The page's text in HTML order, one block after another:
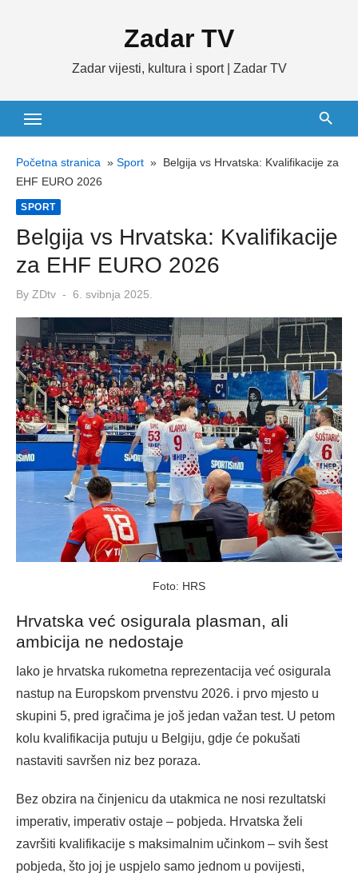
Zadar TV
Zadar vijesti, kultura i sport | Zadar TV
Početna stranica » Sport » Belgija vs Hrvatska: Kvalifikacije za
EHF EURO 2026
SPORT
Belgija vs Hrvatska: Kvalifikacije
za EHF EURO 2026
By ZDtv
Posted
6. svibnja 2025.
Foto: HRS
Hrvatska već osigurala plasman, ali
ambicija ne nedostaje
Iako je hrvatska rukometna reprezentacija već osigurala
nastup na Europskom prvenstvu 2026. i prvo mjesto u
skupini 5, pred igračima je još jedan važan test. U petom
kolu kvalifikacija putuju u Belgiju, gdje će pokušati
nastaviti savršen niz bez poraza.
Bez obzira na činjenicu da utakmica ne nosi rezultatski
imperativ, imperativ ostaje – pobjeda. Hrvatska želi
završiti kvalifikacije s maksimalnim učinkom – svih šest
pobjeda, što joj je uspjelo samo jednom u povijesti,